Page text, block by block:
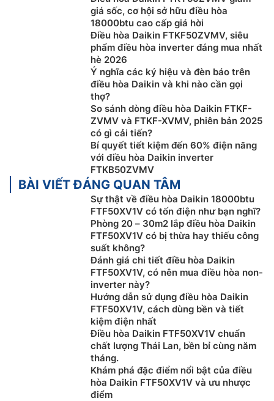
Môi chất lạnh R32
Máyđiều hòa Đaikin giá rẻFTF50XV1V/RF50XV1V này
sử dụng môi chất lạnh R32 mới nhất hiện nay. Gas R32
đem đến hiệu suất làm lạnh cao hơn khoảng 1.6 lần so
với gas R410A, gấp 6.1 lần so với gas R22, đồng nghĩa
với việc tiết kiệm điện năng một cách đáng kể. Ngoài
ra, gas R32 rất thân thiện với môi trường
giá sốc, cơ hội sở hữu điều hòa
18000btu cao cấp giá hời
Điều hòa Daikin FTKF50ZVMV, siêu
phẩm điều hòa inverter đáng mua nhất
hè 2026
Ý nghĩa các ký hiệu và đèn báo trên
điều hòa Daikin và khi nào cần gọi
thợ?
So sánh dòng điều hòa Daikin FTKF-
ZVMV và FTKF-XVMV, phiên bản 2025
có gì cải tiến?
Bí quyết tiết kiệm đến 60% điện năng
với điều hòa Daikin inverter
FTKB50ZVMV
BÀI VIẾT ĐÁNG QUAN TÂM
Sự thật về điều hòa Daikin 18000btu
FTF50XV1V có tốn điện như bạn nghĩ?
Phòng 20 – 30m2 lắp điều hòa Daikin
FTF50XV1V có bị thừa hay thiếu công
suất không?
Đánh giá chi tiết điều hòa Daikin
FTF50XV1V, có nên mua điều hòa non-
inverter này?
Hướng dẫn sử dụng điều hòa Daikin
FTF50XV1V, cách dùng bền và tiết
kiệm điện nhất
Điều hòa Daikin FTF50XV1V chuẩn
chất lượng Thái Lan, bền bỉ cùng năm
tháng.
Khám phá đặc điểm nổi bật của điều
hòa Daikin FTF50XV1V và ưu nhược
điểm